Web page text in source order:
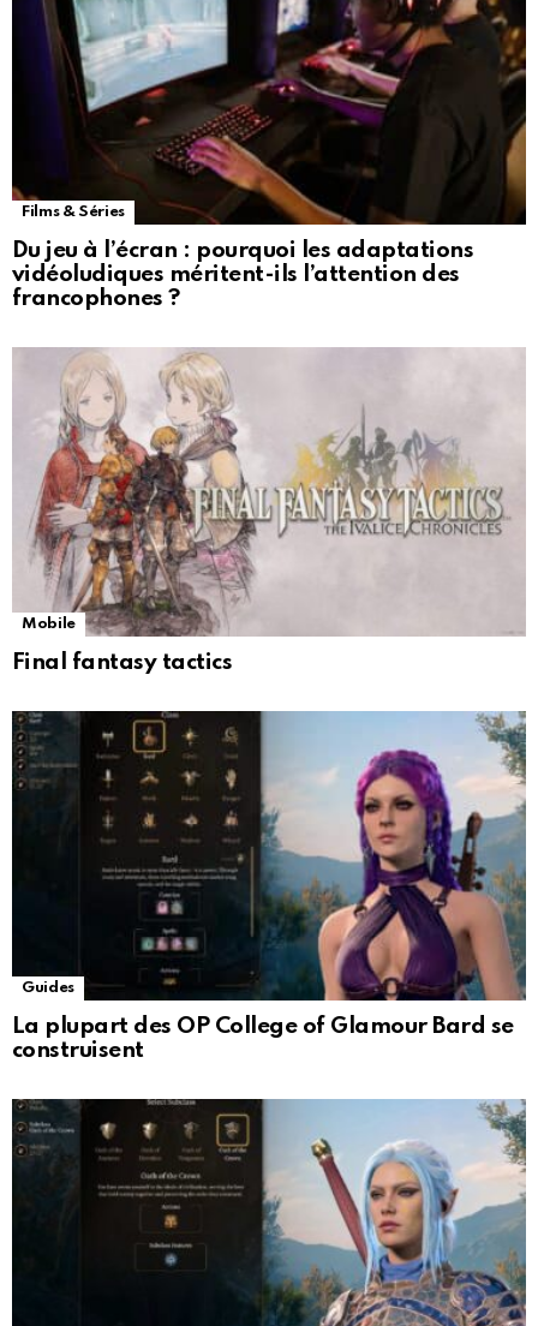
Films & Séries
Du jeu à l’écran : pourquoi les adaptations
vidéoludiques méritent-ils l’attention des
francophones ?
Mobile
Final fantasy tactics
Guides
La plupart des OP College of Glamour Bard se
construisent